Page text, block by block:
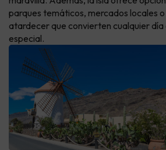
parques temáticos, mercados locales
atardecer que convierten cualquier día
especial.